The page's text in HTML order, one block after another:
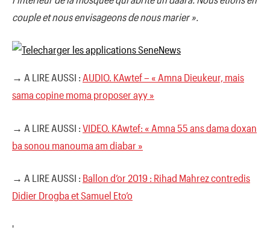
couple et nous envisageons de nous marier ».
→ A LIRE AUSSI : AUDIO. KAwtef – « Amna Dieukeur, mais
sama copine moma proposer ayy »
→ A LIRE AUSSI : VIDEO. KAwtef: « Amna 55 ans dama doxan
ba sonou manouma am diabar »
→ A LIRE AUSSI : Ballon d’or 2019 : Rihad Mahrez contredis
Didier Drogba et Samuel Eto’o
'